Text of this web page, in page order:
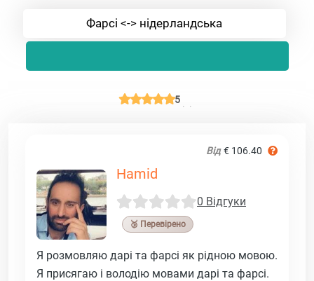
Фарсі <-> нідерландська
5
Від € 106.40
Hamid
0 Відгуки
🥉 Перевірено
Я розмовляю дарі та фарсі як рідною мовою.
Я присягаю і володію мовами дарі та фарсі.